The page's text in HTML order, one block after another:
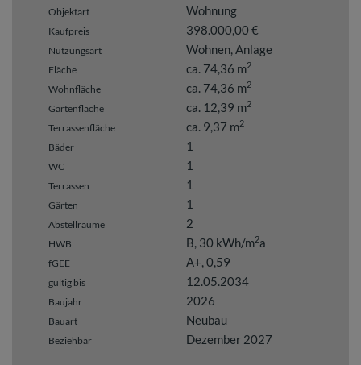
Objektart Wohnung
Kaufpreis 398.000,00 €
Nutzungsart Wohnen Anlage
Fläche ca. 74,36 m2
Wohnfläche ca. 74,36 m2
Gartenfläche ca. 12,39 m2
Terrassenfläche ca. 9,37 m2
Bäder 1
WC 1
Terrassen 1
Gärten 1
Abstellräume 2
HWB B, 30 kWh/m2a
fGEE A+, 0,59
gültig bis 12.05.2034
Baujahr 2026
Bauart Neubau
Beziehbar Dezember 2027